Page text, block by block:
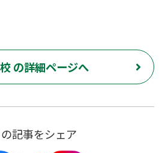
の詳細ページへ
記事をシェア